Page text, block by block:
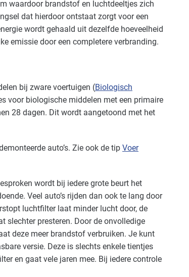
Voedingsindustrie - vlees
Zorg - eerstelijns Gevorderd
waardoor brandstof en luchtdeeltjes zich
dat hierdoor ontstaat zorgt voor een
wordt gehaald uit dezelfde hoeveelheid
emissie door een completere verbranding.
bij zware voertuigen (Biologisch
voor biologische middelen met een primaire
28 dagen. Dit wordt aangetoond met het
auto’s. Zie ook de tip Voer
wordt bij iedere grote beurt het
Veel auto’s rijden dan ook te lang door
luchtfilter laat minder lucht door, de
slechter presteren. Door de onvolledige
deze meer brandstof verbruiken. Je kunt
versie. Deze is slechts enkele tientjes
en gaat vele jaren mee. Bij iedere controle